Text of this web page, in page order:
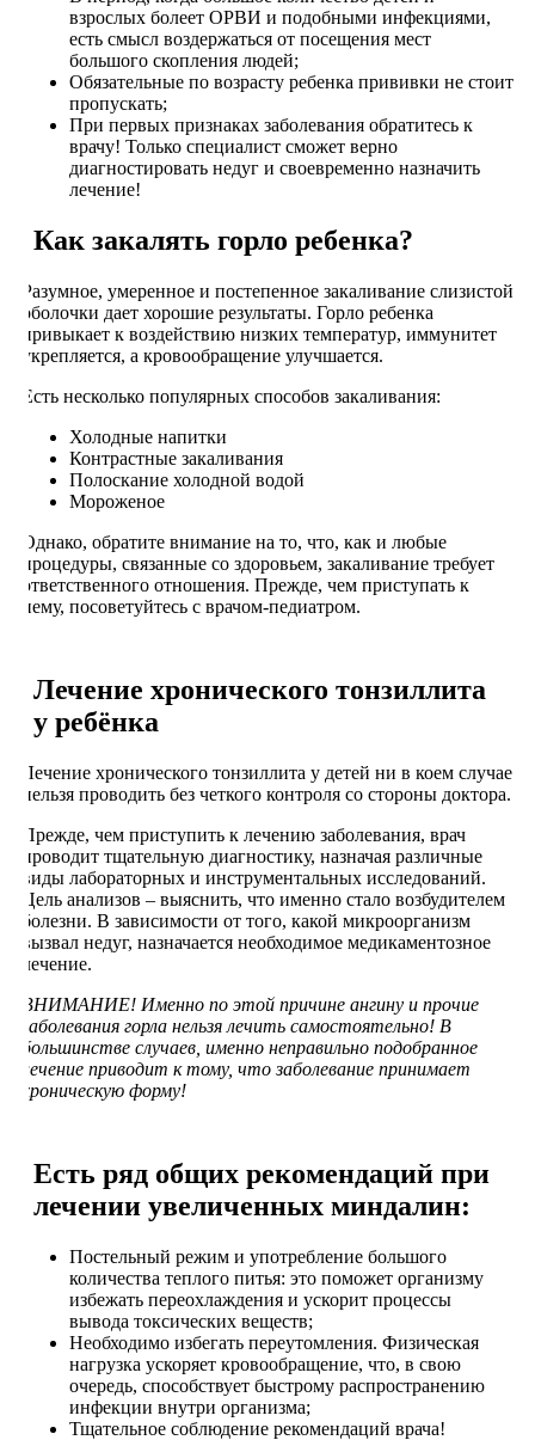
взрослых болеет ОРВИ и подобными инфекциями,
есть смысл воздержаться от посещения мест
большого скопления людей;
Обязательные по возрасту ребенка прививки не стоит
пропускать;
При первых признаках заболевания обратитесь к
врачу! Только специалист сможет верно
диагностировать недуг и своевременно назначить
лечение!
Как закалять горло ребенка?
Разумное, умеренное и постепенное закаливание слизистой
оболочки дает хорошие результаты. Горло ребенка
привыкает к воздействию низких температур, иммунитет
укрепляется, а кровообращение улучшается.
Есть несколько популярных способов закаливания:
Холодные напитки
Контрастные закаливания
Полоскание холодной водой
Мороженое
Однако, обратите внимание на то, что, как и любые
процедуры, связанные со здоровьем, закаливание требует
ответственного отношения. Прежде, чем приступать к
нему, посоветуйтесь с врачом-педиатром.
Лечение хронического тонзиллита
у ребёнка
Лечение хронического тонзиллита у детей ни в коем случае
нельзя проводить без четкого контроля со стороны доктора.
Прежде, чем приступить к лечению заболевания, врач
проводит тщательную диагностику, назначая различные
виды лабораторных и инструментальных исследований.
Цель анализов – выяснить, что именно стало возбудителем
болезни. В зависимости от того, какой микроорганизм
вызвал недуг, назначается необходимое медикаментозное
лечение.
ВНИМАНИЕ! Именно по этой причине ангину и прочие
заболевания горла нельзя лечить самостоятельно! В
большинстве случаев, именно неправильно подобранное
лечение приводит к тому, что заболевание принимает
хроническую форму!
Есть ряд общих рекомендаций при
лечении увеличенных миндалин:
Постельный режим и употребление большого
количества теплого питья: это поможет организму
избежать переохлаждения и ускорит процессы
вывода токсических веществ;
Необходимо избегать переутомления. Физическая
нагрузка ускоряет кровообращение, что, в свою
очередь, способствует быстрому распространению
инфекции внутри организма;
Тщательное соблюдение рекомендаций врача!